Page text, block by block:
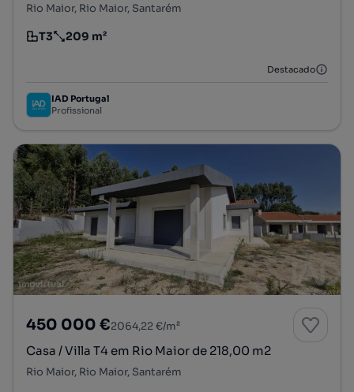
Rio Maior, Rio Maior, Santarém
Tipologia
T3
Preço por metro quadrado
209 m²
Destacado
IAD Portugal
Profissional
450 000 €2064,22 €/m²
Casa / Villa T4 em Rio Maior de 218,00 m2
Rio Maior, Rio Maior, Santarém